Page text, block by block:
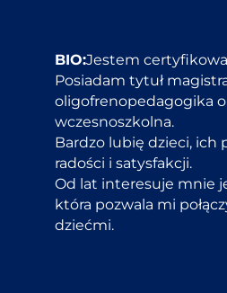
BIO:Jestem
Posiadam tytuł
oligofrenopedagogika
wczesnoszkolna.
Bardzo lubię dzieci, ich
radości i satysfakcji.
Od lat interesuje mnie
która pozwala mi
dziećmi.